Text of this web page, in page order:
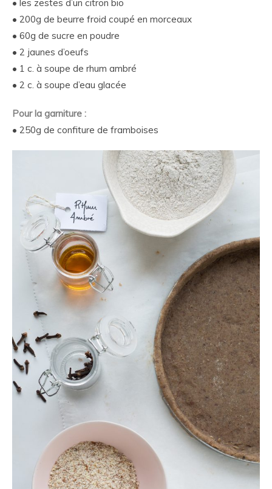
• les zestes d’un citron bio
• 200g de beurre froid coupé en morceaux
• 60g de sucre en poudre
• 2 jaunes d’oeufs
• 1 c. à soupe de rhum ambré
• 2 c. à soupe d’eau glacée
Pour la garniture :
• 250g de confiture de framboises